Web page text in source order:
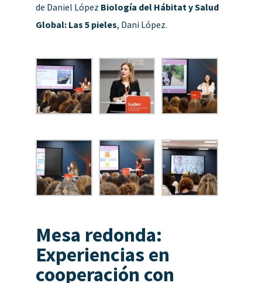
de Daniel López Biología del Hábitat y Salud
Global: Las 5 pieles, Dani López.
Mesa redonda:
Experiencias en
cooperación con